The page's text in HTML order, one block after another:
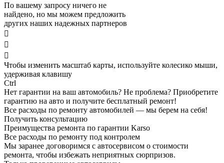
По вашему запросу ничего не
найдено, но мы можем предложить
других наших надежных партнеров



Чтобы изменить масштаб карты, используйте колесико мыши,
удерживая клавишу
Ctrl
Нет гарантии на ваш автомобиль? Не проблема? Приобретите
гарантию на авто и получите бесплатный ремонт!
Все расходы по ремонту автомобилей — мы берем на себя!
Получить консультацию
Преимущества ремонта по гарантии Karso
Все расходы по ремонту под контролем
Мы заранее договоримся с автосервисом о стоимости
ремонта, чтобы избежать неприятных сюрпризов.